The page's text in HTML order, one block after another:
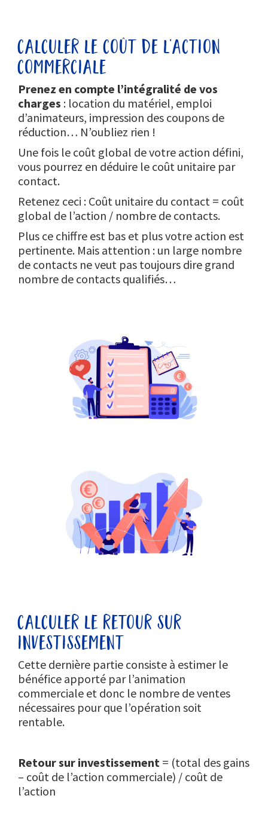
calculer le coût de l’action
commerciale
Prenez en compte l’intégralité de vos
charges : location du matériel, emploi
d’animateurs, impression des coupons de
réduction… N’oubliez rien !
Une fois le coût global de votre action défini,
vous pourrez en déduire le coût unitaire par
contact.
Retenez ceci : Coût unitaire du contact = coût
global de l’action / nombre de contacts.
Plus ce chiffre est bas et plus votre action est
pertinente. Mais attention : un large nombre
de contacts ne veut pas toujours dire grand
nombre de contacts qualifiés…
calculer le retour sur
investissement
Cette dernière partie consiste à estimer le
bénéfice apporté par l’animation
commerciale et donc le nombre de ventes
nécessaires pour que l’opération soit
rentable.
Retour sur investissement = (total des gains
– coût de l’action commerciale) / coût de
l’action